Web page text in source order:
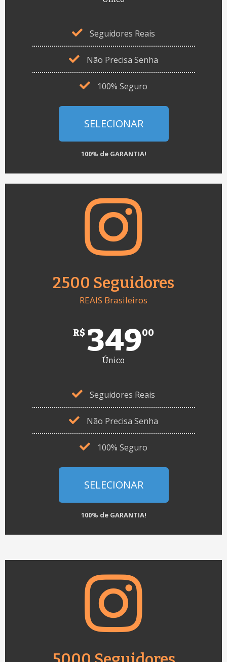
Seguidores Reais
Não Precisa Senha
100% Seguro
SELECIONAR
100% de GARANTIA!
2500 Seguidores
REAIS Brasileiros
R$34900
Único
Seguidores Reais
Não Precisa Senha
100% Seguro
SELECIONAR
100% de GARANTIA!